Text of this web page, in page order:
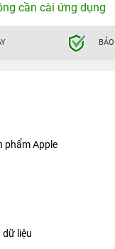
cần cài ứng dụng
phẩm Apple
dữ liệu